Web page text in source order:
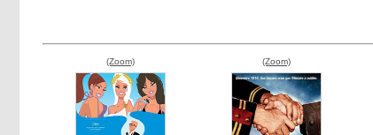
(Zoom) (Zoom)